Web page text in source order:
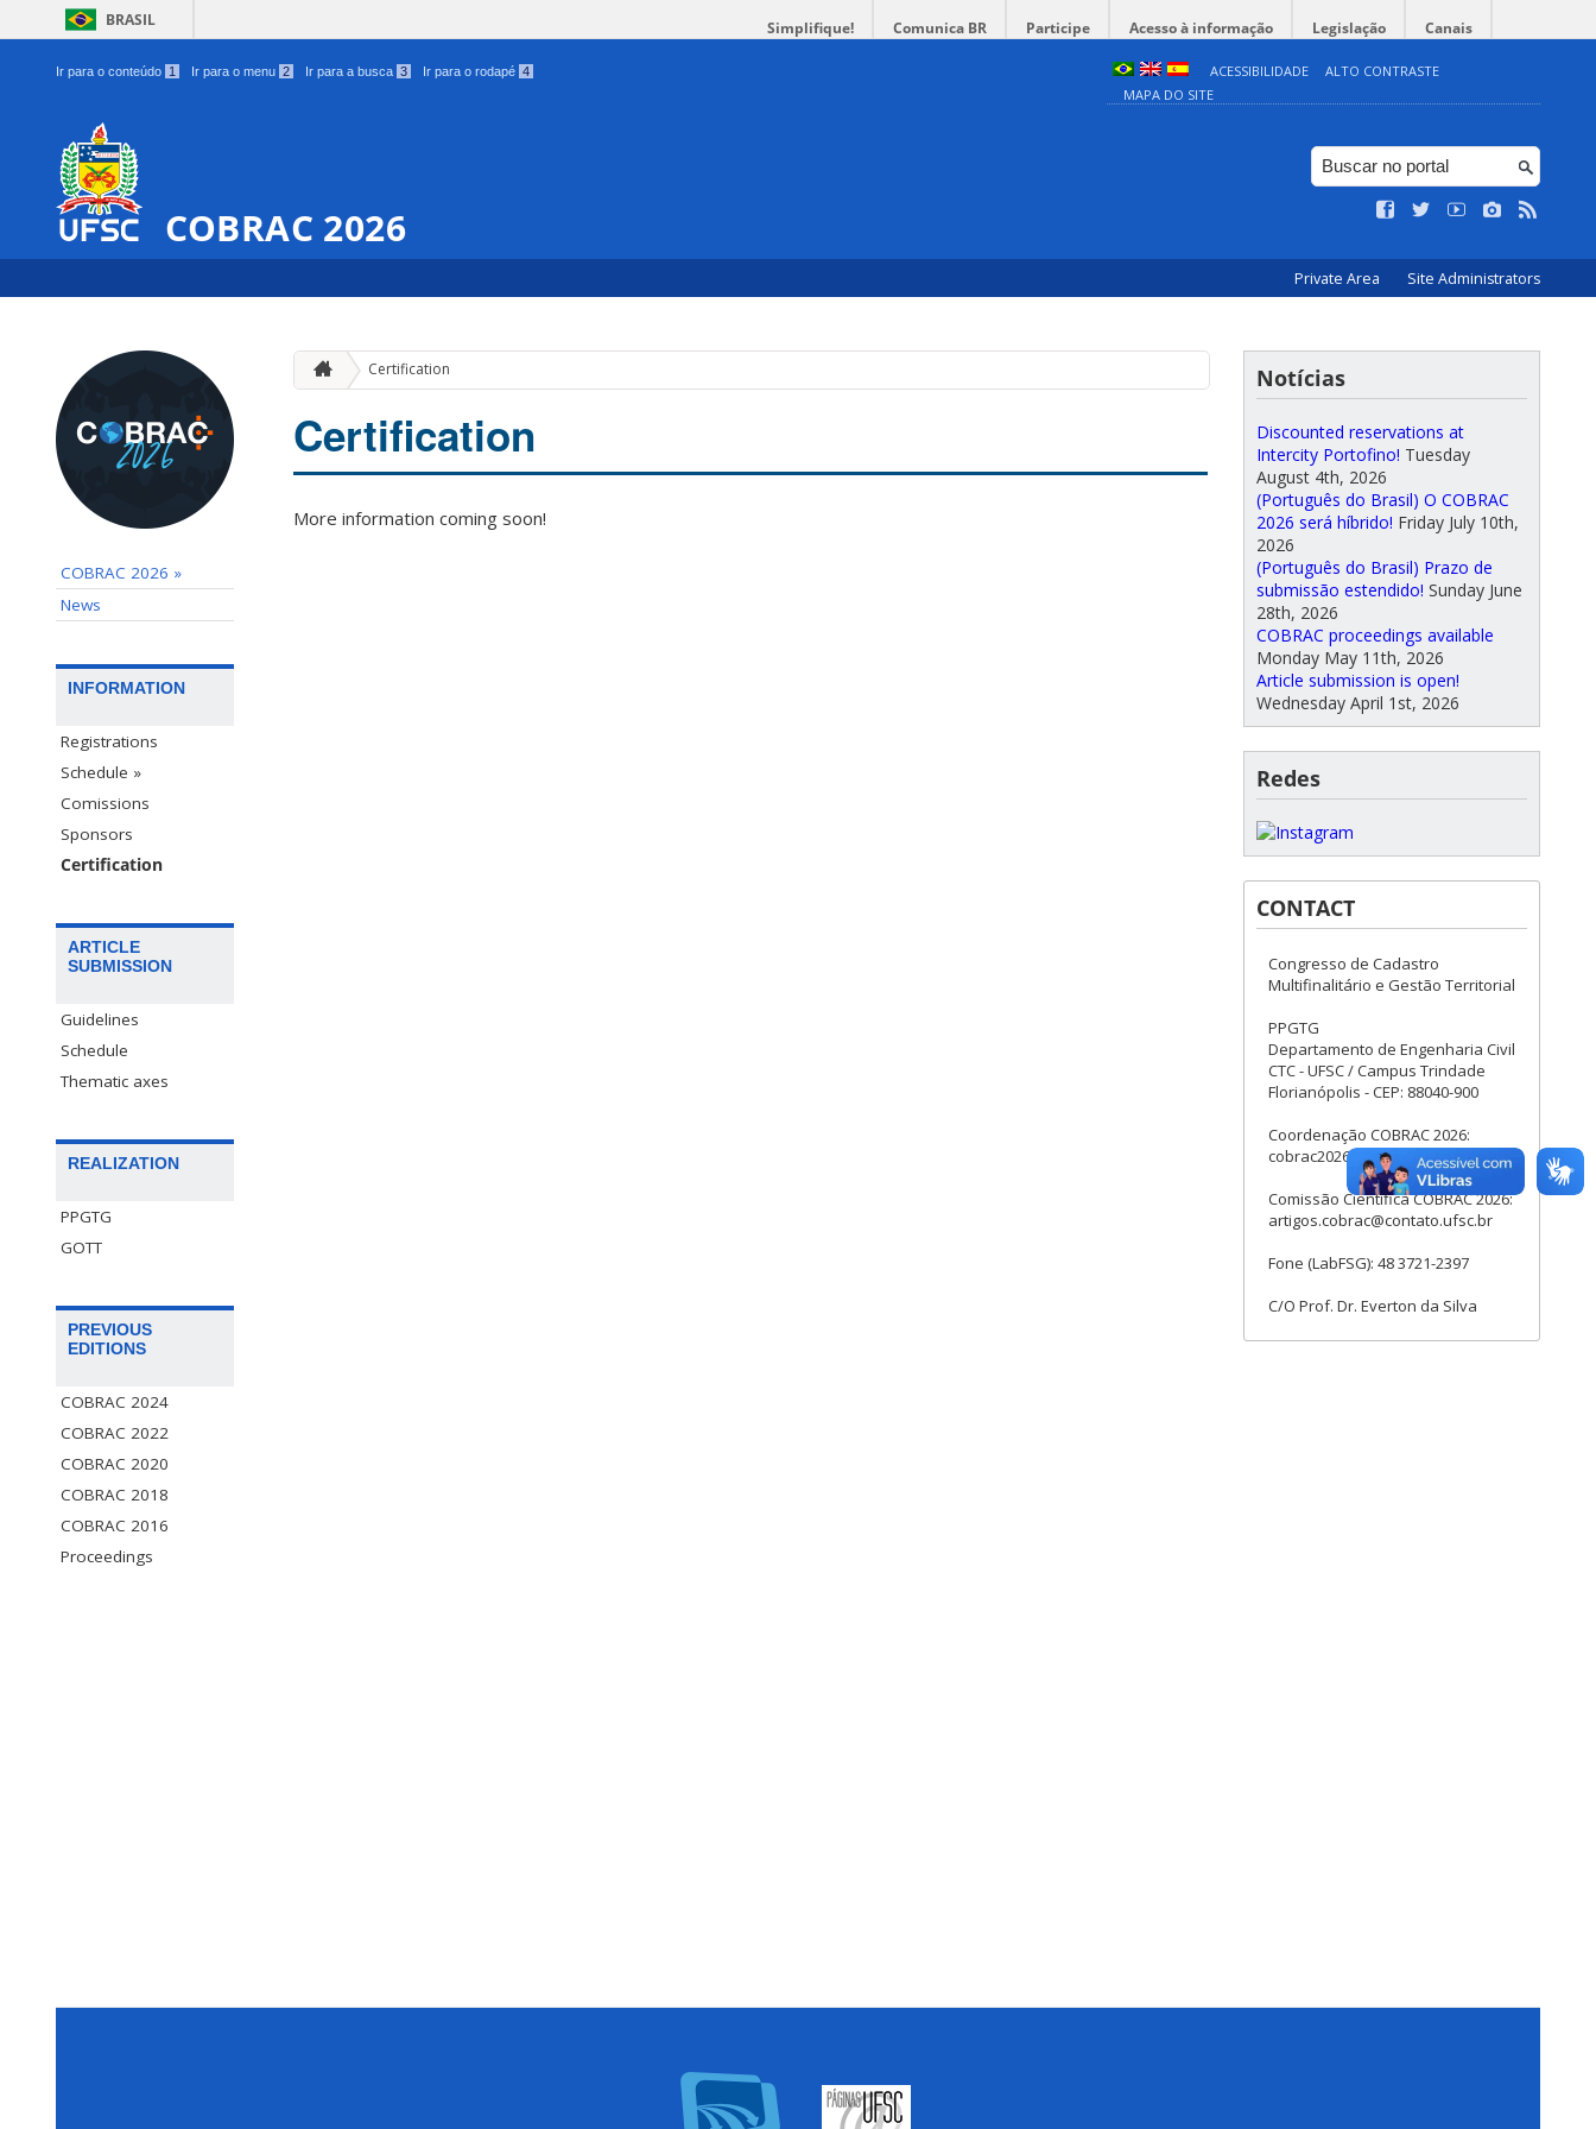
BRASIL Simplifique! Comunica BR Participe Acesso à informação Legislação Canais
Ir para o conteúdo 1 Ir para o menu 2 Ir para a busca 3 Ir para o rodapé 4 ACESSIBILIDADE
ALTO CONTRASTE
MAPA DO SITE
COBRAC 2026
Private Area Site Administrators
COBRAC 2026 »
News
INFORMATION
Registrations
Schedule »
Comissions
Sponsors
Certification
ARTICLE
SUBMISSION
Guidelines
Schedule
Thematic axes
REALIZATION
PPGTG
GOTT
PREVIOUS
EDITIONS
COBRAC 2024
COBRAC 2022
COBRAC 2020
COBRAC 2018
COBRAC 2016
Proceedings
Certification
Certification
More information coming soon!
Notícias
Discounted reservations at
Intercity Portofino! Tuesday
August 4th, 2026
(Português do Brasil) O COBRAC
2026 será híbrido! Friday July 10th,
2026
(Português do Brasil) Prazo de
submissão estendido! Sunday June
28th, 2026
COBRAC proceedings available
Monday May 11th, 2026
Article submission is open!
Wednesday April 1st, 2026
Redes
CONTACT
Congresso de Cadastro
Multifinalitário e Gestão Territorial
PPGTG
Departamento de Engenharia Civil
CTC - UFSC / Campus Trindade
Florianópolis - CEP: 88040-900
Coordenação COBRAC 2026:
cobrac2026@contato.ufsc.br
Comissão Cientifica COBRAC 2026:
artigos.cobrac@contato.ufsc.br
Fone (LabFSG): 48 3721-2397
C/O Prof. Dr. Everton da Silva